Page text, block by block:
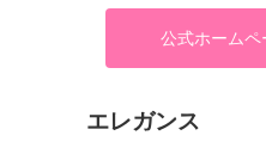
公式ホームペ
エレガンス